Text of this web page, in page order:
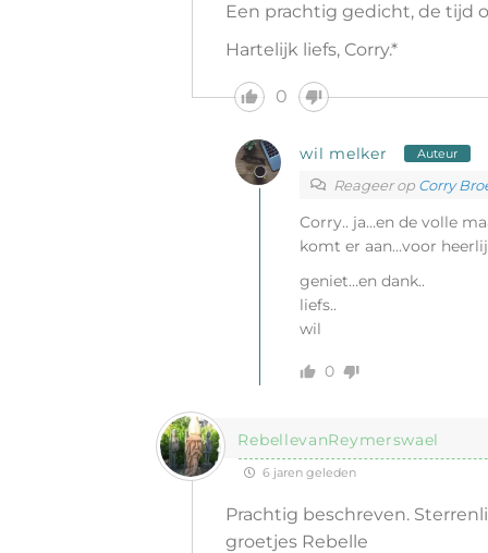
Een prachtig gedicht, de tijd
Hartelijk liefs, Corry.*
0
wil melker Auteur
Reageer op Corry
Corry.. ja…en de volle
komt er aan…voor
geniet…en dank..
liefs..
wil
0
RebellevanReymerswael
6 jaren geleden
Prachtig beschreven.
groetjes Rebelle